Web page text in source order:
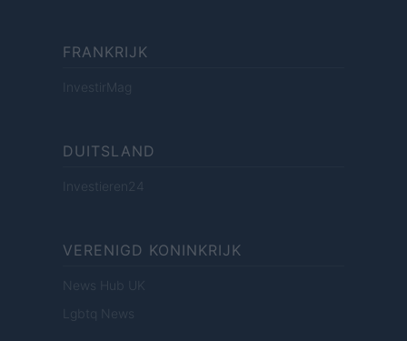
FRANKRIJK
InvestirMag
DUITSLAND
Investieren24
VERENIGD KONINKRIJK
News Hub UK
Lgbtq News